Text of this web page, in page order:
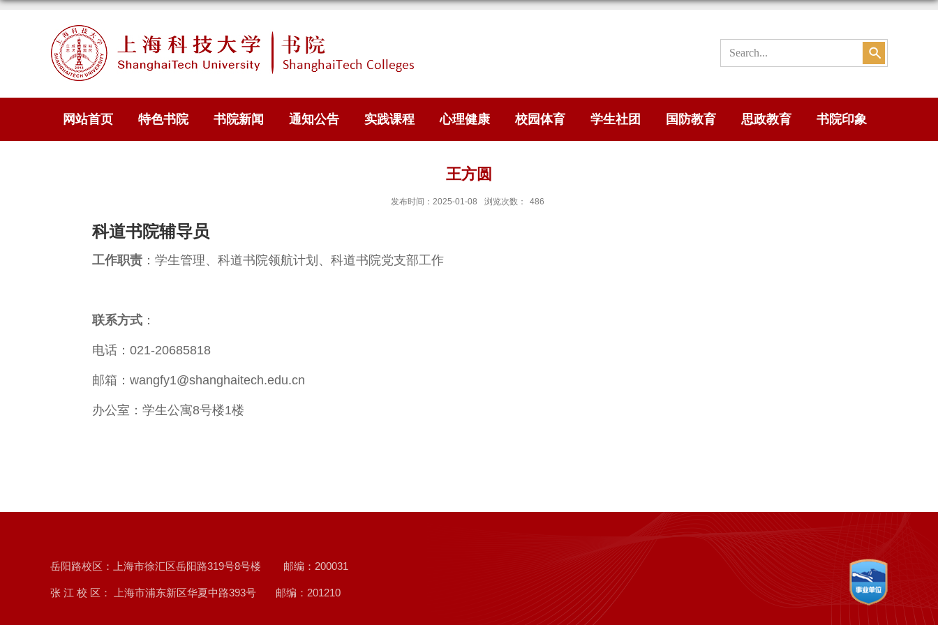
网站首页 特色书院 书院新闻 通知公告 实践课程 心理健康 校园体育 学生社团 国防教育 思政教育 书院印象
王方圆
发布时间：2025-01-08 浏览次数： 486
科道书院辅导员
工作职责 ：学生管理、科道书院领航计划、科道书院党支部工作
联系方式 ：
电话：021-20685818
邮箱： wangfy1@shanghaitech.edu.cn
办公室： 学生公寓8号楼1楼
岳阳路校区：上海市徐汇区岳阳路319号8号楼 邮编：200031
张 江 校 区： 上海市浦东新区华夏中路393号 邮编：201210